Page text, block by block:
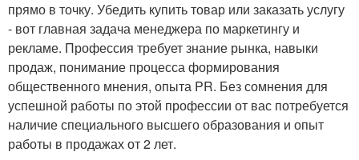
прямо в точку. Убедить купить товар или заказать услугу
- вот главная задача менеджера по маркетингу и
рекламе. Профессия требует знание рынка, навыки
продаж, понимание процесса формирования
общественного мнения, опыта PR. Без сомнения для
успешной работы по этой профессии от вас потребуется
наличие специального высшего образования и опыт
работы в продажах от 2 лет.